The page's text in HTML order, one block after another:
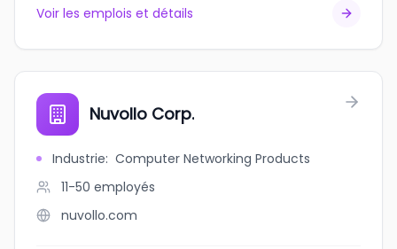
Voir les emplois et détails
Nuvollo Corp.
Industrie: Computer Networking Products
11-50 employés
nuvollo.com